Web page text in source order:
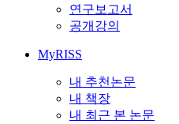
연구보고서
공개강의
MyRISS
내 추천논문
내 책장
내 최근 본 논문